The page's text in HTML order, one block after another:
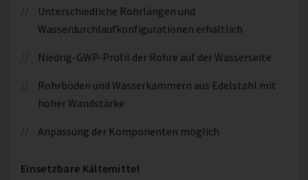
Unterschiedliche Rohrlängen und
Wasserdurchlaufkonfigurationen erhältlich
Niedrig-GWP-Profil der Rohre auf der Wasserseite
Rohrböden und Wasserkammern aus Edelstahl mit
hoher Wandstärke
Anpassung der Komponenten möglich
Einsetzbare Kältemittel